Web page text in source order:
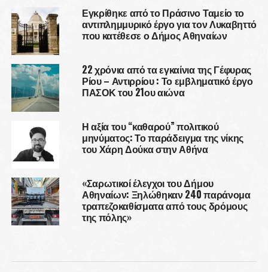
Εγκρίθηκε από το Πράσινο Ταμείο το
αντιπλημμυρικό έργο για τον Λυκαβηττό
που κατέθεσε ο Δήμος Αθηναίων
22 χρόνια από τα εγκαίνια της Γέφυρας
Ρίου – Αντιρρίου : Το εμβληματικό έργο
ΠΑΣΟΚ του 21ου αιώνα
Η αξία του “καθαρού” πολιτικού
μηνύματος: Το παράδειγμα της νίκης
του Χάρη Δούκα στην Αθήνα
«Σαρωτικοί έλεγχοι του Δήμου
Αθηναίων: Ξηλώθηκαν 240 παράνομα
τραπεζοκαθίσματα από τους δρόμους
της πόλης»